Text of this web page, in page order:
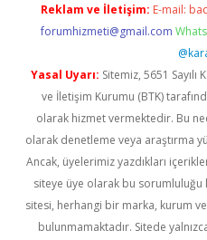
Reklam ve İletişim: E-mail:
forumhizmeti@gmail.com
Yasal Uyarı: Sitemiz, 5651
ve İletişim Kurumu (BTK)
olarak hizmet vermektedir. Bu
olarak denetleme veya araştırma
Ancak, üyelerimiz yazdıkları
siteye üye olarak bu sorumluluğu
sitesi, herhangi bir marka, kurum
bulunmamaktadır. Sitede